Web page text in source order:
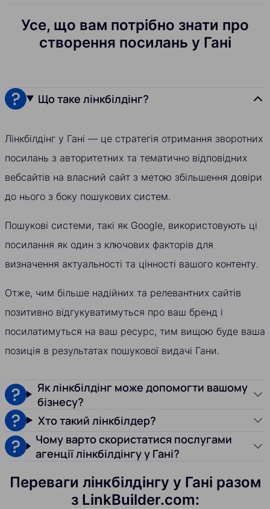
Усе, що вам потрібно знати про
створення посилань у Гані
Що таке лінкбілдінг?
Лінкбілдінг у Гані — це стратегія отримання зворотних
посилань з авторитетних та тематично відповідних
вебсайтів на власний сайт з метою збільшення довіри
до нього з боку пошукових систем.
Пошукові системи, такі як Google, використовують ці
посилання як один з ключових факторів для
визначення актуальності та цінності вашого контенту.
Отже, чим більше надійних та релевантних сайтів
позитивно відгукуватимуться про ваш бренд і
посилатимуться на ваш ресурс, тим вищою буде ваша
позиція в результатах пошукової видачі Гани.
Як лінкбілдінг може допомогти вашому
бізнесу?
Хто такий лінкбілдер?
Чому варто скористатися послугами
агенції лінкбілдінгу у Гані?
Переваги лінкбілдінгу у Гані разом
з LinkBuilder.com: